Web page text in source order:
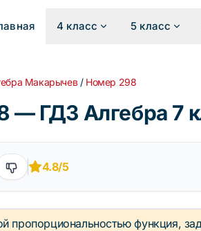
4 класс 5 класс
Макарычев/ Номер 298
— ГДЗ Алгебра 7
4.8/5
пропорциональностью функция,